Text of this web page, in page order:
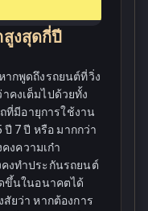
งสุดกี่ปี
กพูดถึงรถยนต์ที่วิ่ง
คงเต็มไปด้วยทั้ง
ที่มีอายุการใช้งาน
7 ปี หรือ มากกว่า
งความเก๋า
งทำประกันรถยนต์
ขึ้นในอนาคตได้
ยว่า หากต้องการ